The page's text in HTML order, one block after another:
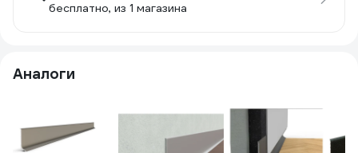
бесплатно, из 1 магазина
Аналоги